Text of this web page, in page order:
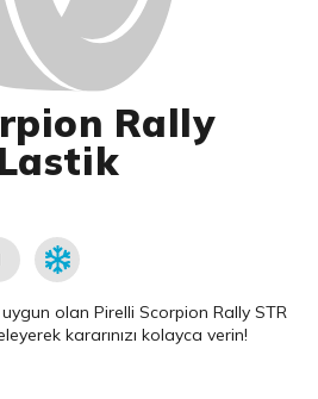
Rally
uygun olanPirelli Scorpion Rally STR
kararınızı kolayca verin!